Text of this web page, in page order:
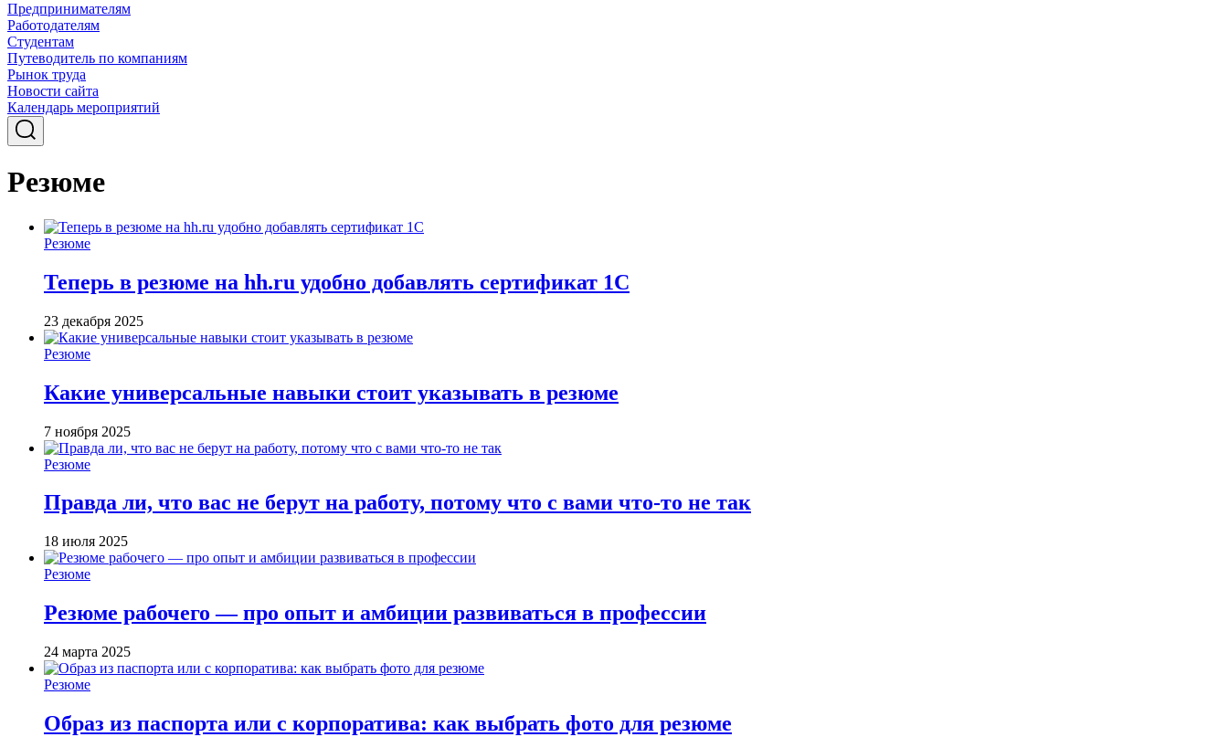
Предпринимателям
Работодателям
Студентам
Путеводитель по компаниям
Рынок труда
Новости сайта
Календарь мероприятий
Резюме
Резюме
Теперь в резюме на hh.ru удобно добавлять сертификат 1С
23 декабря 2025
Резюме
Какие универсальные навыки стоит указывать в резюме
7 ноября 2025
Резюме
Правда ли, что вас не берут на работу, потому что с вами что-то не так
18 июля 2025
Резюме
Резюме рабочего — про опыт и амбиции развиваться в профессии
24 марта 2025
Резюме
Образ из паспорта или с корпоратива: как выбрать фото для резюме